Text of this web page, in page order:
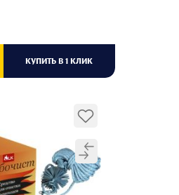
КУПИТЬ В 1 КЛИК